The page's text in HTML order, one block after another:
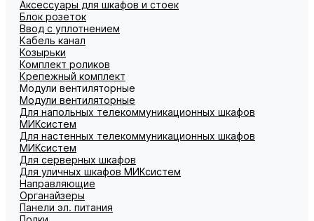
Аксессуары для шкафов и стоек
Блок розеток
Ввод с уплотнением
Кабель канал
Козырьки
Комплект роликов
Крепежный комплект
Модули вентиляторные
Модули вентиляторные
Для напольных телекоммуникационных шкафов
МИКсистем
Для настенных телекоммуникационных шкафов
МИКсистем
Для серверных шкафов
Для уличных шкафов МИКсистем
Направляющие
Органайзеры
Панели эл. питания